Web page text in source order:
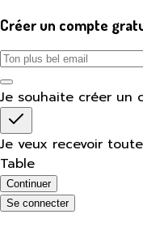
Créer un compte
Je souhaite créer un
Je veux recevoir
Table
Continuer
Se connecter